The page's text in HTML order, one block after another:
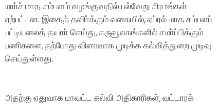
மாா்ச் மாத சம்பளம் வழங்குவதில் பல்வேறு சிரமங்கள்
ஏற்பட்டன. இதைத் தவிா்க்கும் வகையில், ஏப்ரல் மாத சம்பளப்
பட்டியலைத் தயாா் செய்து, கருவூலகங்களில் சமா்ப்பிக்கும்
பணிகளை, தற்போது விரைவாக முடிக்க கல்வித்துறை முடிவு
செய்துள்ளது.
அதற்கு ஏதுவாக மாவட்ட கல்வி அதிகாரிகள், வட்டாரக்